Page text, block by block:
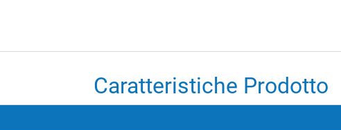
Caratteristiche Prodotto